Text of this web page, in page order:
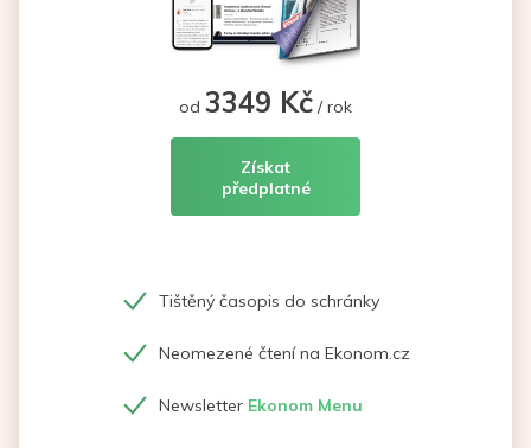
od 3349 Kč / rok
Získat
předplatné
Tištěný časopis do schránky
Neomezené čtení na Ekonom.cz
Newsletter Ekonom Menu